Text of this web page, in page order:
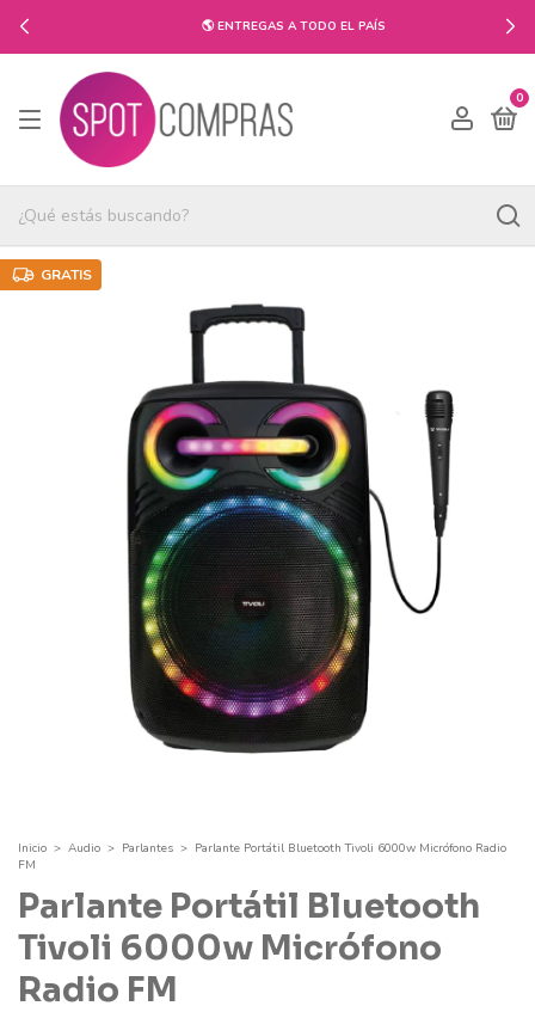
🌎 ENTREGAS A TODO EL PAÍS
0
GRATIS
Inicio > Audio > Parlantes > Parlante Portátil Bluetooth Tivoli 6000w Micrófono Radio
FM
Parlante Portátil Bluetooth
Tivoli 6000w Micrófono
Radio FM